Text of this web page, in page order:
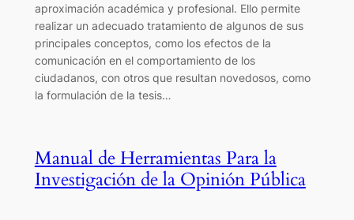
aproximación académica y profesional. Ello permite
realizar un adecuado tratamiento de algunos de sus
principales conceptos, como los efectos de la
comunicación en el comportamiento de los
ciudadanos, con otros que resultan novedosos, como
la formulación de la tesis…
Manual de Herramientas Para la
Investigación de la Opinión Pública